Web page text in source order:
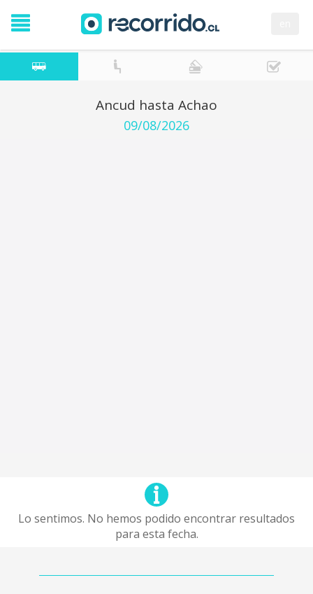
Ancud hasta Achao
09/08/2026
Lo sentimos. No hemos podido encontrar resultados
para esta fecha.